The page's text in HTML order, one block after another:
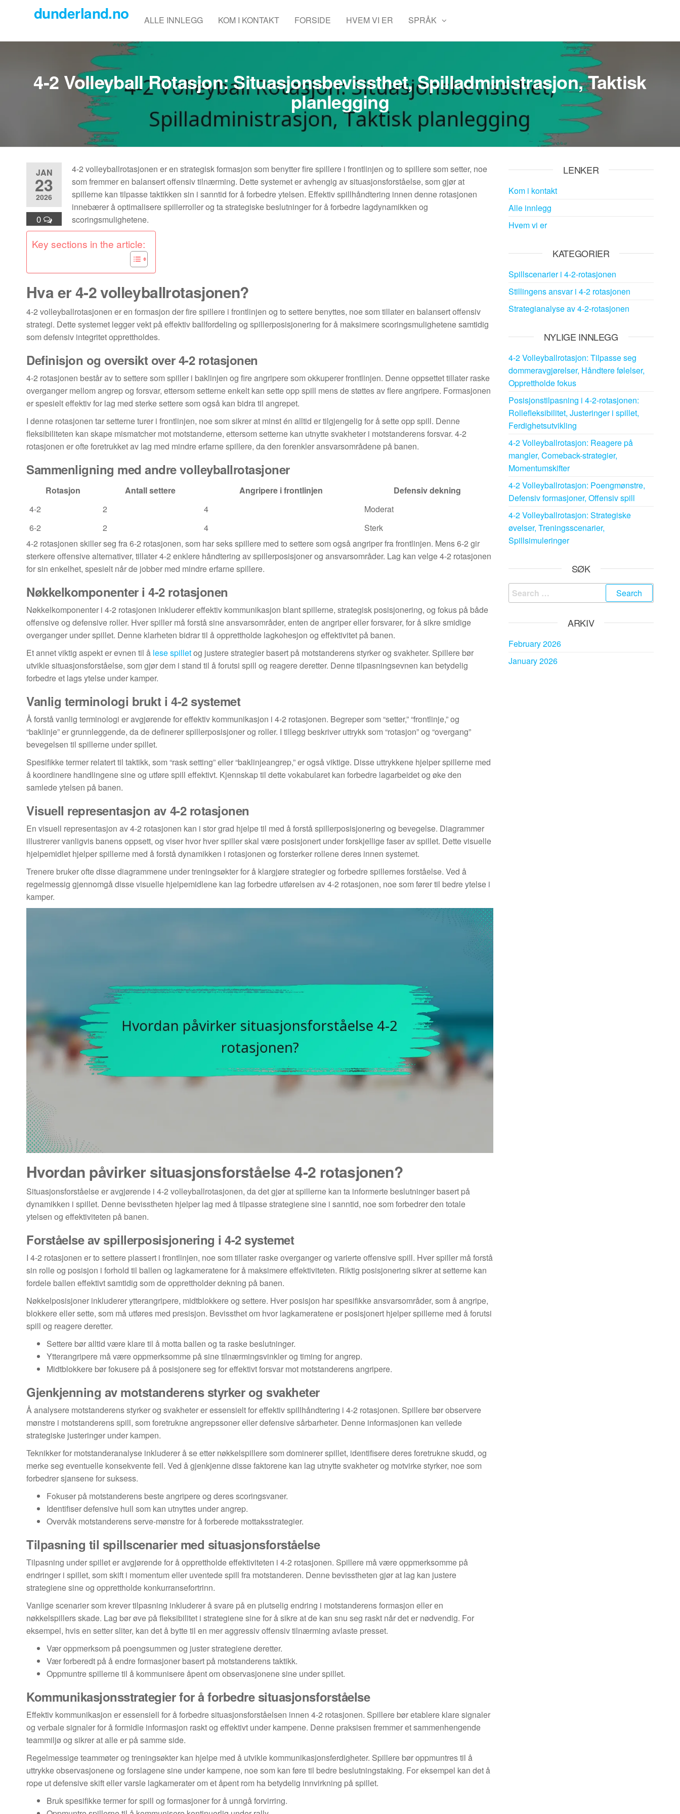
content
dunderland.no ALLE INNLEGG KOM I KONTAKT FORSIDE HVEM VI ER SPRÅK
4-2 Volleyball Rotasjon: Situasjonsbevissthet, Spilladministrasjon, Taktisk
planlegging
JAN
23
2026
0
4-2 volleyballrotasjonen er en strategisk formasjon som benytter fire spillere i frontlinjen og to spillere som setter, noe
som fremmer en balansert offensiv tilnærming. Dette systemet er avhengig av situasjonsforståelse, som gjør at
spillerne kan tilpasse taktikken sin i sanntid for å forbedre ytelsen. Effektiv spillhåndtering innen denne rotasjonen
innebærer å optimalisere spillerroller og ta strategiske beslutninger for å forbedre lagdynamikken og
scoringsmulighetene.
Key sections in the article:
Hva er 4-2 volleyballrotasjonen?
4-2 volleyballrotasjonen er en formasjon der fire spillere i frontlinjen og to settere benyttes, noe som tillater en balansert offensiv
strategi. Dette systemet legger vekt på effektiv ballfordeling og spillerposisjonering for å maksimere scoringsmulighetene samtidig
som defensiv integritet opprettholdes.
Definisjon og oversikt over 4-2 rotasjonen
4-2 rotasjonen består av to settere som spiller i baklinjen og fire angripere som okkuperer frontlinjen. Denne oppsettet tillater raske
overganger mellom angrep og forsvar, ettersom setterne enkelt kan sette opp spill mens de støttes av flere angripere. Formasjonen
er spesielt effektiv for lag med sterke settere som også kan bidra til angrepet.
I denne rotasjonen tar setterne turer i frontlinjen, noe som sikrer at minst én alltid er tilgjengelig for å sette opp spill. Denne
fleksibiliteten kan skape mismatcher mot motstanderne, ettersom setterne kan utnytte svakheter i motstanderens forsvar. 4-2
rotasjonen er ofte foretrukket av lag med mindre erfarne spillere, da den forenkler ansvarsområdene på banen.
Sammenligning med andre volleyballrotasjoner
Rotasjon Antall settere Angripere i frontlinjen
Defensiv dekning
4-2
2 4
Moderat
6-2
2 4
Sterk
4-2 rotasjonen skiller seg fra 6-2 rotasjonen, som har seks spillere med to settere som også angriper fra frontlinjen. Mens 6-2 gir
sterkere offensive alternativer, tillater 4-2 enklere håndtering av spillerposisjoner og ansvarsområder. Lag kan velge 4-2 rotasjonen
for sin enkelhet, spesielt når de jobber med mindre erfarne spillere.
Nøkkelkomponenter i 4-2 rotasjonen
Nøkkelkomponenter i 4-2 rotasjonen inkluderer effektiv kommunikasjon blant spillerne, strategisk posisjonering, og fokus på både
offensive og defensive roller. Hver spiller må forstå sine ansvarsområder, enten de angriper eller forsvarer, for å sikre smidige
overganger under spillet. Denne klarheten bidrar til å opprettholde lagkohesjon og effektivitet på banen.
Et annet viktig aspekt er evnen til å lese spilletog justere strategier basert på motstanderens styrker og svakheter. Spillere bør
utvikle situasjonsforståelse, som gjør dem i stand til å forutsi spill og reagere deretter. Denne tilpasningsevnen kan betydelig
forbedre et lags ytelse under kamper.
Vanlig terminologi brukt i 4-2 systemet
Å forstå vanlig terminologi er avgjørende for effektiv kommunikasjon i 4-2 rotasjonen. Begreper som “setter,” “frontlinje,” og
“baklinje” er grunnleggende, da de definerer spillerposisjoner og roller. I tillegg beskriver uttrykk som “rotasjon” og “overgang”
bevegelsen til spillerne under spillet.
Spesifikke termer relatert til taktikk, som “rask setting” eller “baklinjeangrep,” er også viktige. Disse uttrykkene hjelper spillerne med
å koordinere handlingene sine og utføre spill effektivt. Kjennskap til dette vokabularet kan forbedre lagarbeidet og øke den
samlede ytelsen på banen.
Visuell representasjon av 4-2 rotasjonen
En visuell representasjon av 4-2 rotasjonen kan i stor grad hjelpe til med å forstå spillerposisjonering og bevegelse. Diagrammer
illustrerer vanligvis banens oppsett, og viser hvor hver spiller skal være posisjonert under forskjellige faser av spillet. Dette visuelle
hjelpemidlet hjelper spillerne med å forstå dynamikken i rotasjonen og forsterker rollene deres innen systemet.
Trenere bruker ofte disse diagrammene under treningsøkter for å klargjøre strategier og forbedre spillernes forståelse. Ved å
regelmessig gjennomgå disse visuelle hjelpemidlene kan lag forbedre utførelsen av 4-2 rotasjonen, noe som fører til bedre ytelse i
kamper.
Hvordan påvirker situasjonsforståelse 4-2 rotasjonen?
Situasjonsforståelse er avgjørende i 4-2 volleyballrotasjonen, da det gjør at spillerne kan ta informerte beslutninger basert på
dynamikken i spillet. Denne bevisstheten hjelper lag med å tilpasse strategiene sine i sanntid, noe som forbedrer den totale
ytelsen og effektiviteten på banen.
Forståelse av spillerposisjonering i 4-2 systemet
I 4-2 rotasjonen er to settere plassert i frontlinjen, noe som tillater raske overganger og varierte offensive spill. Hver spiller må forstå
sin rolle og posisjon i forhold til ballen og lagkameratene for å maksimere effektiviteten. Riktig posisjonering sikrer at setterne kan
fordele ballen effektivt samtidig som de opprettholder dekning på banen.
Nøkkelposisjoner inkluderer ytterangripere, midtblokkere og settere. Hver posisjon har spesifikke ansvarsområder, som å angripe,
blokkere eller sette, som må utføres med presisjon. Bevissthet om hvor lagkameratene er posisjonert hjelper spillerne med å forutsi
spill og reagere deretter.
Settere bør alltid være klare til å motta ballen og ta raske beslutninger.
Ytterangripere må være oppmerksomme på sine tilnærmingsvinkler og timing for angrep.
Midtblokkere bør fokusere på å posisjonere seg for effektivt forsvar mot motstanderens angripere.
Gjenkjenning av motstanderens styrker og svakheter
Å analysere motstanderens styrker og svakheter er essensielt for effektiv spillhåndtering i 4-2 rotasjonen. Spillere bør observere
mønstre i motstanderens spill, som foretrukne angrepssoner eller defensive sårbarheter. Denne informasjonen kan veilede
strategiske justeringer under kampen.
Teknikker for motstanderanalyse inkluderer å se etter nøkkelspillere som dominerer spillet, identifisere deres foretrukne skudd, og
merke seg eventuelle konsekvente feil. Ved å gjenkjenne disse faktorene kan lag utnytte svakheter og motvirke styrker, noe som
forbedrer sjansene for suksess.
Fokuser på motstanderens beste angripere og deres scoringsvaner.
Identifiser defensive hull som kan utnyttes under angrep.
Overvåk motstanderens serve-mønstre for å forberede mottaksstrategier.
Tilpasning til spillscenarier med situasjonsforståelse
Tilpasning under spillet er avgjørende for å opprettholde effektiviteten i 4-2 rotasjonen. Spillere må være oppmerksomme på
endringer i spillet, som skift i momentum eller uventede spill fra motstanderen. Denne bevisstheten gjør at lag kan justere
strategiene sine og opprettholde konkurransefortrinn.
Vanlige scenarier som krever tilpasning inkluderer å svare på en plutselig endring i motstanderens formasjon eller en
nøkkelspillers skade. Lag bør øve på fleksibilitet i strategiene sine for å sikre at de kan snu seg raskt når det er nødvendig. For
eksempel, hvis en setter sliter, kan det å bytte til en mer aggressiv offensiv tilnærming avlaste presset.
Vær oppmerksom på poengsummen og juster strategiene deretter.
Vær forberedt på å endre formasjoner basert på motstanderens taktikk.
Oppmuntre spillerne til å kommunisere åpent om observasjonene sine under spillet.
Kommunikasjonsstrategier for å forbedre situasjonsforståelse
Effektiv kommunikasjon er essensiell for å forbedre situasjonsforståelsen innen 4-2 rotasjonen. Spillere bør etablere klare signaler
og verbale signaler for å formidle informasjon raskt og effektivt under kampene. Denne praksisen fremmer et sammenhengende
teammiljø og sikrer at alle er på samme side.
Regelmessige teammøter og treningsøkter kan hjelpe med å utvikle kommunikasjonsferdigheter. Spillere bør oppmuntres til å
uttrykke observasjonene og forslagene sine under kampene, noe som kan føre til bedre beslutningstaking. For eksempel kan det å
rope ut defensive skift eller varsle lagkamerater om et åpent rom ha betydelig innvirkning på spillet.
Bruk spesifikke termer for spill og formasjoner for å unngå forvirring.
LENKER
Kom i kontakt
Alle innlegg
Hvem vi er
KATEGORIER
Spillscenarier i 4-2-rotasjonen
Stillingens ansvar i 4-2 rotasjonen
Strategianalyse av 4-2-rotasjonen
NYLIGE INNLEGG
4-2 Volleyballrotasjon: Tilpasse seg
dommeravgjørelser, Håndtere følelser,
Opprettholde fokus
Posisjonstilpasning i 4-2-rotasjonen:
Rollefleksibilitet, Justeringer i spillet,
Ferdighetsutvikling
4-2 Volleyballrotasjon: Reagere på
mangler, Comeback-strategier,
Momentumskifter
4-2 Volleyballrotasjon: Poengmønstre,
Defensiv formasjoner, Offensiv spill
4-2 Volleyballrotasjon: Strategiske
øvelser, Treningsscenarier,
Spillsimuleringer
SØK
Search
for:
ARKIV
February 2026
January 2026